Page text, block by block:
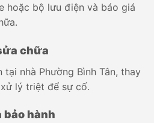
hoặc bộ lưu điện và báo giá
chữa
nhà Phường Bình Tân, thay
lý triệt để sự cố.
bảo hành